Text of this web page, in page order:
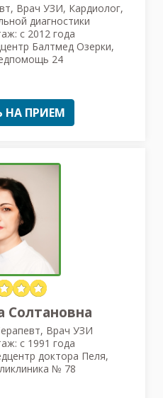
Врач УЗИ, Кардиолог,
диагностики
с 2012 года
Балтмед Озерки,
24
НА ПРИЕМ
Солтановна
Врач УЗИ
с 1991 года
доктора Пеля,
№ 78